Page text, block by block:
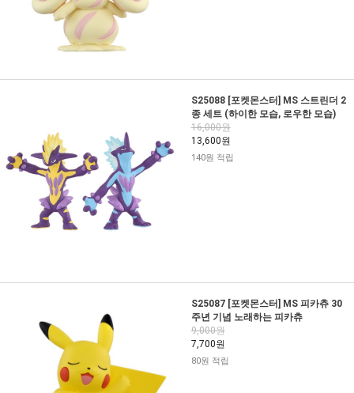
S25088 [포켓몬스터] MS 스트린더 2
종 세트 (하이한 모습, 로우한 모습)
16,000원
13,600원
140원 적립
S25087 [포켓몬스터] MS 피카츄 30
주년 기념 노래하는 피카츄
9,000원
7,700원
80원 적립